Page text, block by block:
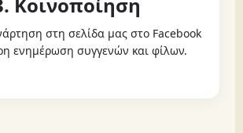
στη σελίδα μας στο Facebook
ενημέρωση συγγενών και φίλων.